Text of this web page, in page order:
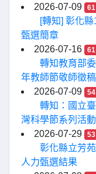
2026-07-09
61
[轉知] 彰化
甄選簡章
2026-07-16
61
轉知教育部
年教師節敬師徵
2026-07-09
54
轉知：國立
灣科學節系列活
2026-07-29
53
彰化縣立芳
人力甄選結果